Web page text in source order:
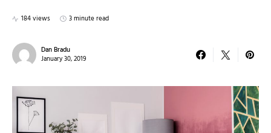
184 views 3 minute read
Dan Bradu
January 30, 2019